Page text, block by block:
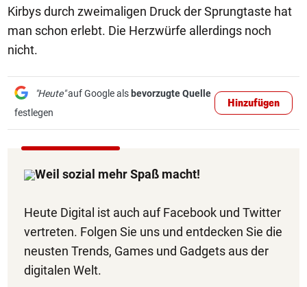
Kirbys durch zweimaligen Druck der Sprungtaste hat
man schon erlebt. Die Herzwürfe allerdings noch
nicht.
"Heute"auf Google als bevorzugte Quelle
festlegen
Hinzufügen
Weil sozial mehr Spaß macht!
Heute Digital ist auch auf Facebook und Twitter
vertreten. Folgen Sie uns und entdecken Sie die
neusten Trends, Games und Gadgets aus der
digitalen Welt.